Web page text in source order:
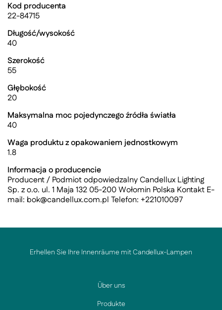
Kod producenta
22-84715
Długość/wysokość
40
Szerokość
55
Głębokość
20
Maksymalna moc pojedynczego źródła światła
40
Waga produktu z opakowaniem jednostkowym
1.8
Informacja o producencie
Producent / Podmiot odpowiedzalny Candellux Lighting
Sp. z o.o. ul. 1 Maja 132 05-200 Wołomin Polska Kontakt E-
mail: bok@candellux.com.pl Telefon: +221010097
Erhellen Sie Ihre Innenräume mit Candellux-Lampen
Über uns
Produkte